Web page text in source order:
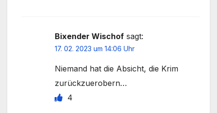
Bixender Wischof sagt:
17. 02. 2023 um 14:06 Uhr
Niemand hat die Absicht, die Krim
zurückzuerobern…
4